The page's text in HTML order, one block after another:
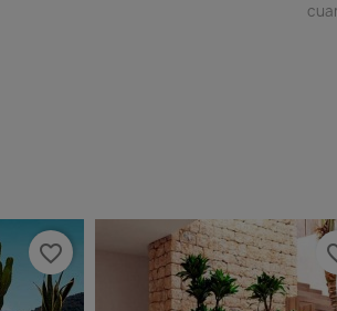
favorite_border